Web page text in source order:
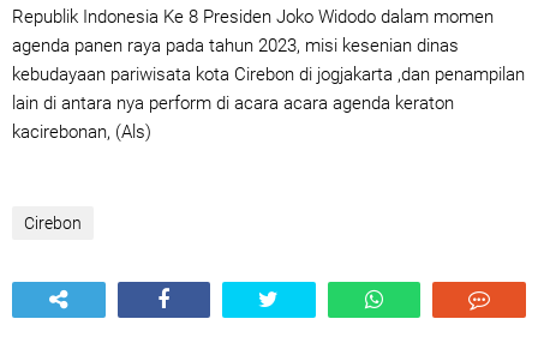
Republik Indonesia Ke 8 Presiden Joko Widodo dalam momen
agenda panen raya pada tahun 2023, misi kesenian dinas
kebudayaan pariwisata kota Cirebon di jogjakarta ,dan penampilan
lain di antara nya perform di acara acara agenda keraton
kacirebonan, (Als)
Cirebon